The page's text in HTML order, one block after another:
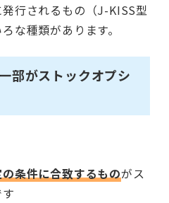
行されるもの（J-KISS型
な種類があります。
部がストックオプシ
条件に合致するものがス